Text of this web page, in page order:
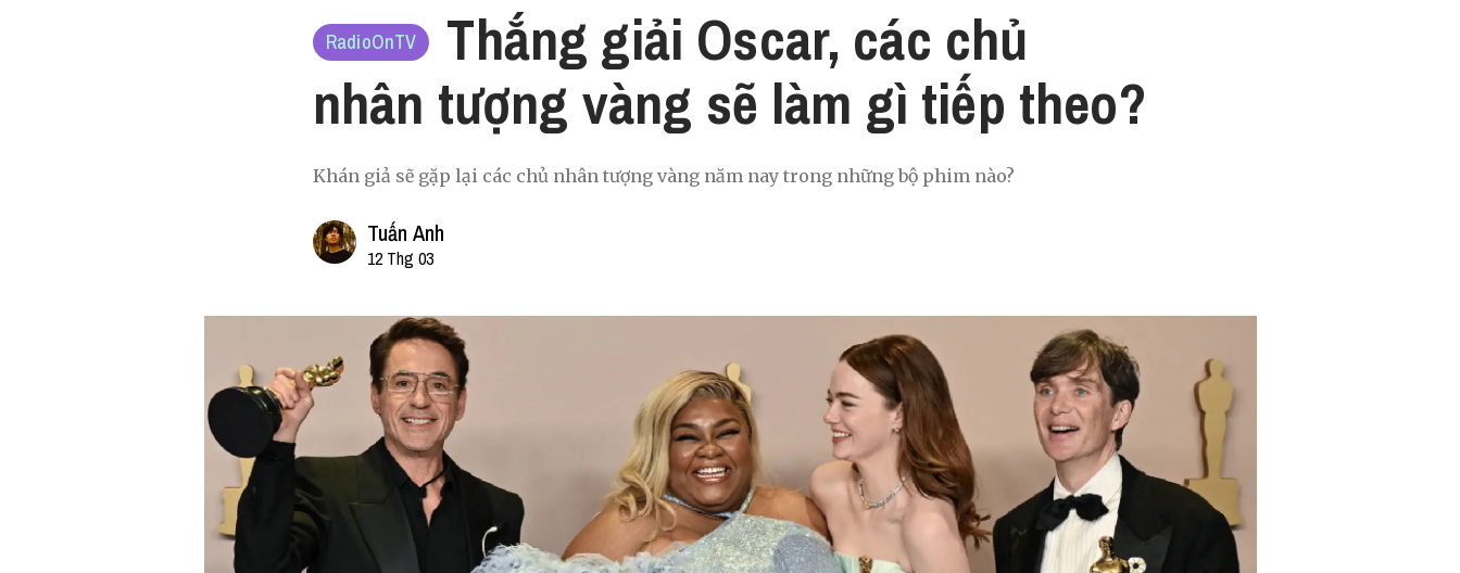
RadioOnTV
Thắng giải Oscar, các chủ
nhân tượng vàng sẽ làm gì tiếp theo?
Khán giả sẽ gặp lại các chủ nhân tượng vàng năm nay trong những bộ phim nào?
Tuấn Anh
12 Thg 03